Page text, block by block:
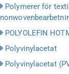
Polymerer för
POLYOLEFIN
Polyvinylacetat
Polyvinylacetat